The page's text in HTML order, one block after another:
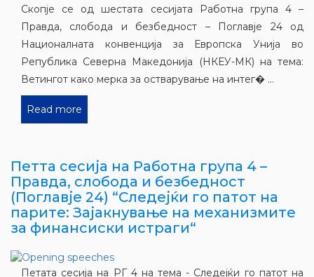
Скопје се од шестата сесијата Работна група 4 –
Правда, слобода и безбедност – Поглавје 24 од
Националната конвенција за Европска Унија во
Република Северна Македонија (НКЕУ-МК) на тема:
Ветингот како мерка за остварување на интег� ...
Read more
Петта сесија на Работна група 4 –
Правда, слобода и безбедност
(Поглавје 24) “Следејќи го патот на
парите: Зајакнување на механизмите
за финансиски истраги“
Петата сесија на РГ 4 на тема - Следејќи го патот на